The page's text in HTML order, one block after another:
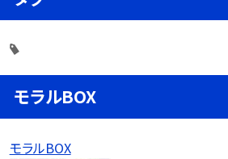
モラルBOX
モラルBOX